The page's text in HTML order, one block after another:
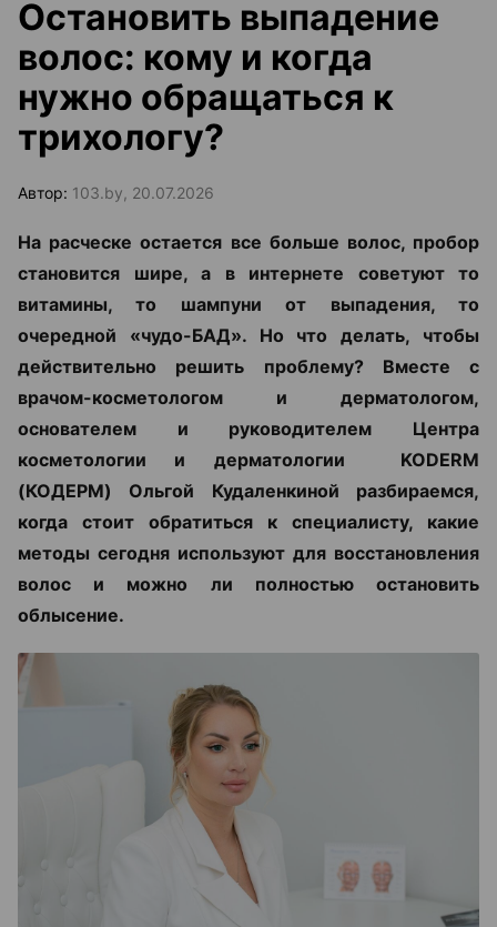
Остановить выпадение
волос: кому и когда
нужно обращаться к
трихологу?
Автор: 103.by, 20.07.2026
На расческе остается все больше волос, пробор
становится шире, а в интернете советуют то
витамины, то шампуни от выпадения, то
очередной «чудо-БАД». Но что делать, чтобы
действительно решить проблему? Вместе с
врачом-косметологом и дерматологом,
основателем и руководителем Центра
косметологии и дерматологии KODERM
(КОДЕРМ) Ольгой Кудаленкиной разбираемся,
когда стоит обратиться к специалисту, какие
методы сегодня используют для восстановления
волос и можно ли полностью остановить
облысение.